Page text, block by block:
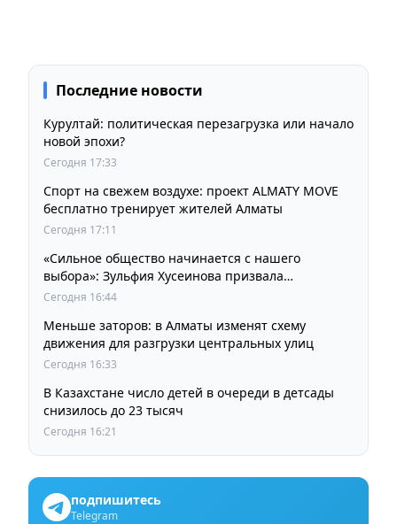
Последние новости
Курултай: политическая перезагрузка или начало
новой эпохи?
Сегодня 17:33
Спорт на свежем воздухе: проект ALMATY MOVE
бесплатно тренирует жителей Алматы
Сегодня 17:11
«Сильное общество начинается с нашего
выбора»: Зульфия Хусеинова призвала
казахстанцев принять участие в выборах
Сегодня 16:44
Меньше заторов: в Алматы изменят схему
движения для разгрузки центральных улиц
Сегодня 16:33
В Казахстане число детей в очереди в детсады
снизилось до 23 тысяч
Сегодня 16:21
подпишитесь
Telegram